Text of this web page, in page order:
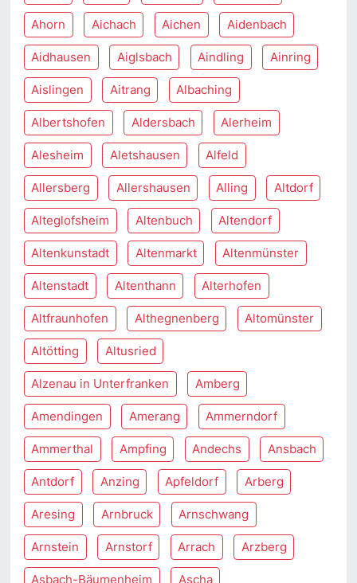
Ahorn Aichach Aichen Aidenbach
Aidhausen Aiglsbach Aindling Ainring
Aislingen Aitrang Albaching
Albertshofen Aldersbach Alerheim
Alesheim Aletshausen Alfeld
Allersberg Allershausen Alling Altdorf
Alteglofsheim Altenbuch Altendorf
Altenkunstadt Altenmarkt Altenmünster
Altenstadt Altenthann Alterhofen
Altfraunhofen Althegnenberg Altomünster
Altötting Altusried
Alzenau in Unterfranken Amberg
Amendingen Amerang Ammerndorf
Ammerthal Ampfing Andechs Ansbach
Antdorf Anzing Apfeldorf Arberg
Aresing Arnbruck Arnschwang
Arnstein Arnstorf Arrach Arzberg
Asbach-Bäumenheim Ascha